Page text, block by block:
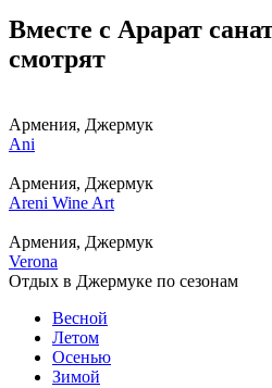
Вместе с Арарат
смотрят
Армения, Джермук
Ani
Армения, Джермук
Areni Wine Art
Армения, Джермук
Verona
Отдых в Джермуке по сезонам
Весной
Летом
Осенью
Зимой